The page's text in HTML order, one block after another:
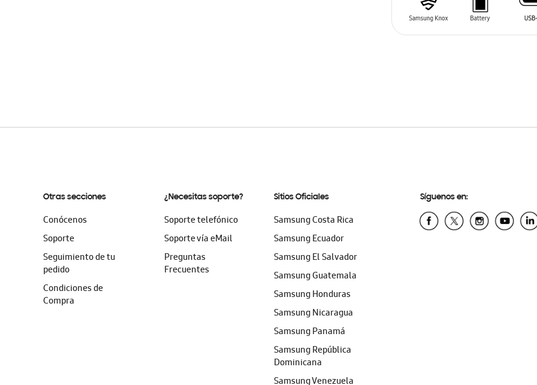
Otras secciones
Conócenos
Soporte
Seguimiento de tu
pedido
Condiciones de
Compra
¿Necesitas soporte?
Soporte telefónico
Soporte vía eMail
Preguntas
Frecuentes
Sitios Oficiales
Samsung Costa Rica
Samsung Ecuador
Samsung El Salvador
Samsung Guatemala
Samsung Honduras
Samsung Nicaragua
Samsung Panamá
Samsung República
Dominicana
Samsung Venezuela
Síguenos en: